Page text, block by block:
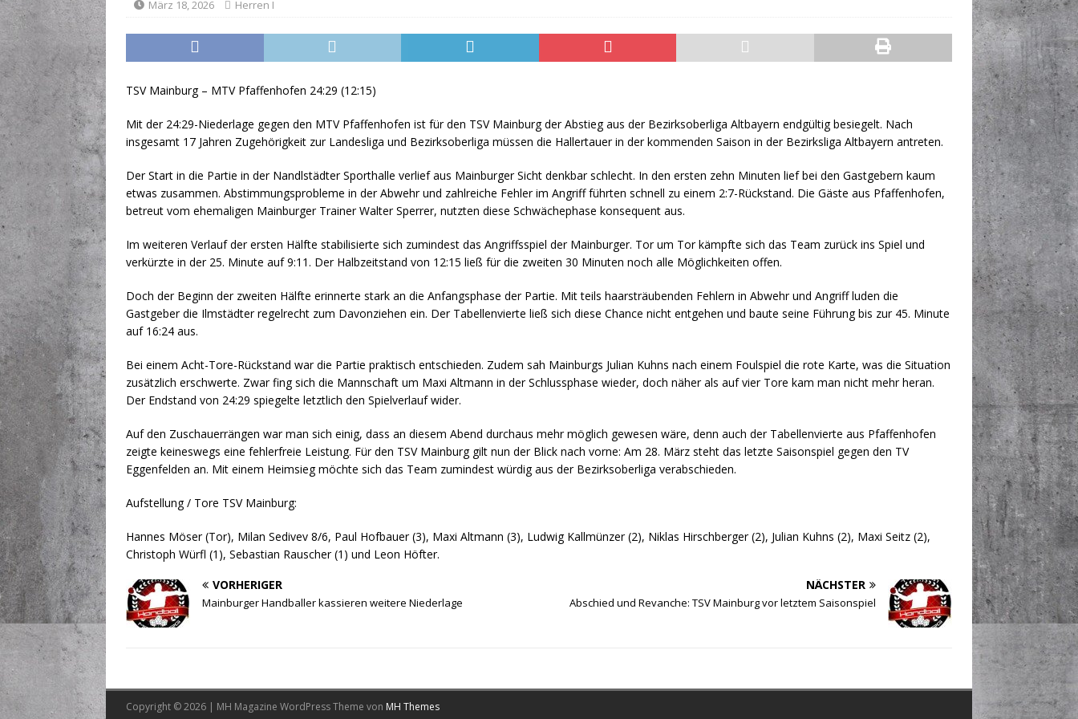
März 18, 2026 Herren I
TSV Mainburg – MTV Pfaffenhofen 24:29 (12:15)
Mit der 24:29-Niederlage gegen den MTV Pfaffenhofen ist für den TSV Mainburg der Abstieg aus der Bezirksoberliga Altbayern endgültig besiegelt. Nach
insgesamt 17 Jahren Zugehörigkeit zur Landesliga und Bezirksoberliga müssen die Hallertauer in der kommenden Saison in der Bezirksliga Altbayern antreten.
Der Start in die Partie in der Nandlstädter Sporthalle verlief aus Mainburger Sicht denkbar schlecht. In den ersten zehn Minuten lief bei den Gastgebern kaum
etwas zusammen. Abstimmungsprobleme in der Abwehr und zahlreiche Fehler im Angriff führten schnell zu einem 2:7-Rückstand. Die Gäste aus Pfaffenhofen,
betreut vom ehemaligen Mainburger Trainer Walter Sperrer, nutzten diese Schwächephase konsequent aus.
Im weiteren Verlauf der ersten Hälfte stabilisierte sich zumindest das Angriffsspiel der Mainburger. Tor um Tor kämpfte sich das Team zurück ins Spiel und
verkürzte in der 25. Minute auf 9:11. Der Halbzeitstand von 12:15 ließ für die zweiten 30 Minuten noch alle Möglichkeiten offen.
Doch der Beginn der zweiten Hälfte erinnerte stark an die Anfangsphase der Partie. Mit teils haarsträubenden Fehlern in Abwehr und Angriff luden die
Gastgeber die Ilmstädter regelrecht zum Davonziehen ein. Der Tabellenvierte ließ sich diese Chance nicht entgehen und baute seine Führung bis zur 45. Minute
auf 16:24 aus.
Bei einem Acht-Tore-Rückstand war die Partie praktisch entschieden. Zudem sah Mainburgs Julian Kuhns nach einem Foulspiel die rote Karte, was die Situation
zusätzlich erschwerte. Zwar fing sich die Mannschaft um Maxi Altmann in der Schlussphase wieder, doch näher als auf vier Tore kam man nicht mehr heran.
Der Endstand von 24:29 spiegelte letztlich den Spielverlauf wider.
Auf den Zuschauerrängen war man sich einig, dass an diesem Abend durchaus mehr möglich gewesen wäre, denn auch der Tabellenvierte aus Pfaffenhofen
zeigte keineswegs eine fehlerfreie Leistung. Für den TSV Mainburg gilt nun der Blick nach vorne: Am 28. März steht das letzte Saisonspiel gegen den TV
Eggenfelden an. Mit einem Heimsieg möchte sich das Team zumindest würdig aus der Bezirksoberliga verabschieden.
Aufstellung / Tore TSV Mainburg:
Hannes Möser (Tor), Milan Sedivev 8/6, Paul Hofbauer (3), Maxi Altmann (3), Ludwig Kallmünzer (2), Niklas Hirschberger (2), Julian Kuhns (2), Maxi Seitz (2),
Christoph Würfl (1), Sebastian Rauscher (1) und Leon Höfter.
VORHERIGER
Mainburger Handballer kassieren weitere Niederlage
NÄCHSTER
Abschied und Revanche: TSV Mainburg vor letztem Saisonspiel
Copyright © 2026 | MH Magazine WordPress Theme von MH Themes